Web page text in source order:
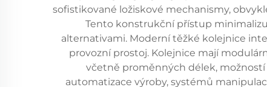
sofistikované ložiskové mechanismy,
Tento konstrukční přístup
alternativami. Moderní těžké kolejnice
provozní prostoj. Kolejnice mají
včetně proměnných délek,
automatizace výroby, systémů